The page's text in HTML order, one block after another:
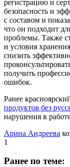
регистрацию и
безопасность и
с составом и
что он подходит
проблемы. Также
и условия
снизить
получить
ошибок.
Ранее
продуктов без
нарушения в
Арина Андреева
1
Ранее по теме: